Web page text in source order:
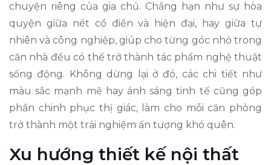
chuyện riêng của gia chủ. Chẳng hạn như sự hòa
quyện giữa nét cổ điển và hiện đại, hay giữa tự
nhiên và công nghiệp, giúp cho từng góc nhỏ trong
căn nhà đều có thể trở thành tác phẩm nghệ thuật
sống động. Không dừng lại ở đó, các chi tiết như
màu sắc mạnh mẽ hay ánh sáng tinh tế cũng góp
phần chinh phục thị giác, làm cho mỗi căn phòng
trở thành một trải nghiệm ấn tượng khó quên.
Xu hướng thiết kế nội thất